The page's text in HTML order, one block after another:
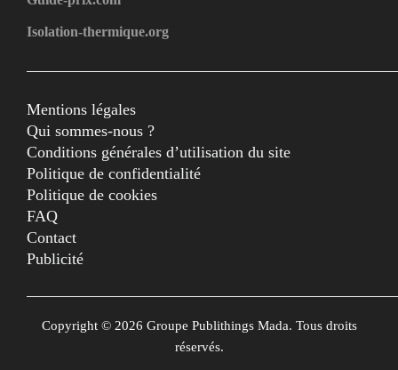
Isolation-thermique.org
Mentions légales
Qui sommes-nous ?
Conditions générales d’utilisation du site
Politique de confidentialité
Politique de cookies
FAQ
Contact
Publicité
Copyright © 2026 Groupe Publithings Mada. Tous droits
réservés.